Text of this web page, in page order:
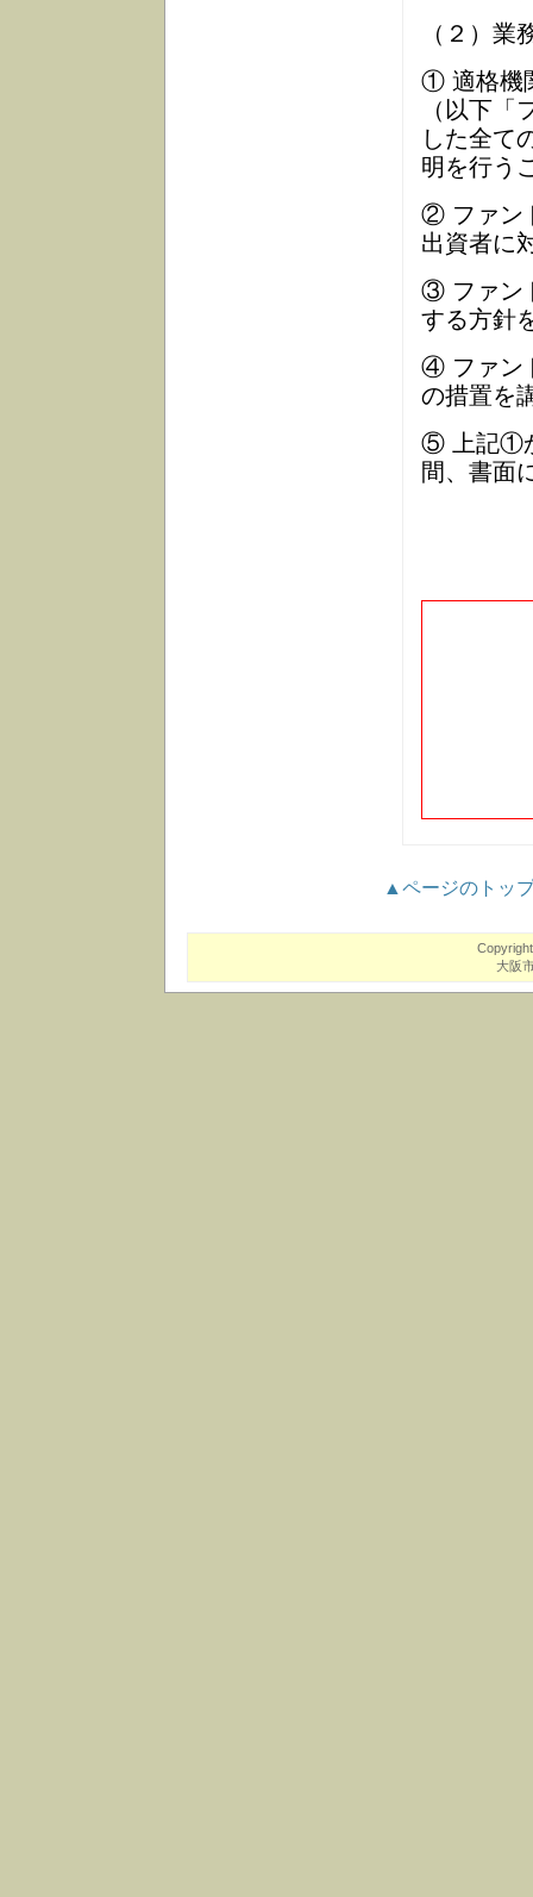
（２）業
① 適格機
（以下
した全て
明を行う
② ファン
出資者に
③ ファン
する方針
④ ファン
の措置を
⑤ 上記①
間、書面
▲ページのトッ
大阪